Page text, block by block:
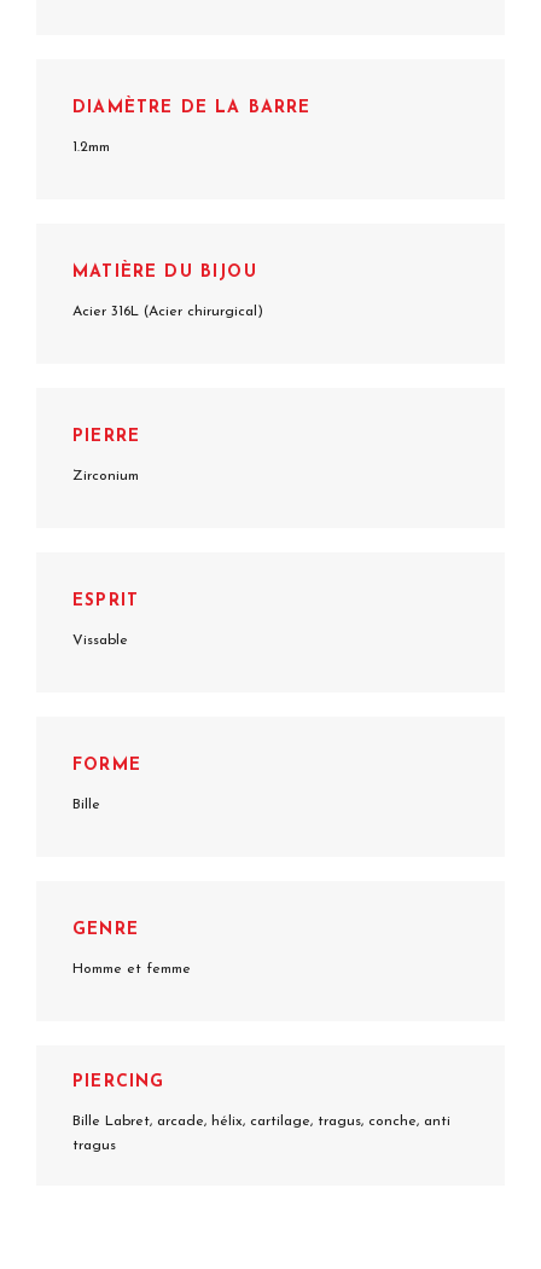
DIAMÈTRE DE LA BARRE
1.2mm
MATIÈRE DU BIJOU
Acier 316L (Acier chirurgical)
PIERRE
Zirconium
ESPRIT
Vissable
FORME
Bille
GENRE
Homme et femme
PIERCING
Bille Labret, arcade, hélix, cartilage, tragus, conche, anti
tragus